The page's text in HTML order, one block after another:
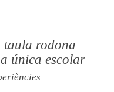
taula rodona
única escolar